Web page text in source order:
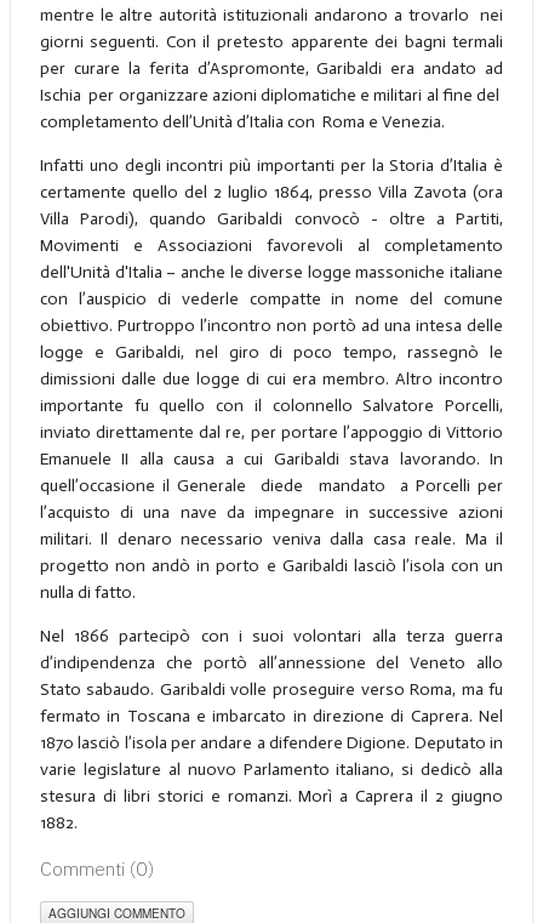
mentre le altre autorità istituzionali andarono a trovarlo nei
giorni seguenti. Con il pretesto apparente dei bagni termali
per curare la ferita d’Aspromonte, Garibaldi era andato ad
Ischia per organizzare azioni diplomatiche e militari al fine del
completamento dell’Unità d’Italia con Roma e Venezia.
Infatti uno degli incontri più importanti per la Storia d’Italia è
certamente quello del 2 luglio 1864, presso Villa Zavota (ora
Villa Parodi), quando Garibaldi convocò - oltre a Partiti,
Movimenti e Associazioni favorevoli al completamento
dell'Unità d'Italia – anche le diverse logge massoniche italiane
con l’auspicio di vederle compatte in nome del comune
obiettivo. Purtroppo l’incontro non portò ad una intesa delle
logge e Garibaldi, nel giro di poco tempo, rassegnò le
dimissioni dalle due logge di cui era membro. Altro incontro
importante fu quello con il colonnello Salvatore Porcelli,
inviato direttamente dal re, per portare l’appoggio di Vittorio
Emanuele II alla causa a cui Garibaldi stava lavorando. In
quell’occasione il Generale diede mandato a Porcelli per
l’acquisto di una nave da impegnare in successive azioni
militari. Il denaro necessario veniva dalla casa reale. Ma il
progetto non andò in porto e Garibaldi lasciò l’isola con un
nulla di fatto.
Nel 1866 partecipò con i suoi volontari alla terza guerra
d’indipendenza che portò all’annessione del Veneto allo
Stato sabaudo. Garibaldi volle proseguire verso Roma, ma fu
fermato in Toscana e imbarcato in direzione di Caprera. Nel
1870 lasciò l’isola per andare a difendere Digione. Deputato in
varie legislature al nuovo Parlamento italiano, si dedicò alla
stesura di libri storici e romanzi. Morì a Caprera il 2 giugno
1882.
Commenti (0)
AGGIUNGI COMMENTO